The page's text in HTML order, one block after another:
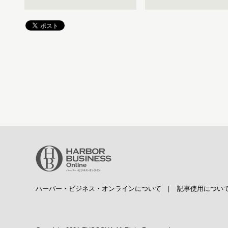
ハーバー・ビジネス・オンラインについて 記事使用につい